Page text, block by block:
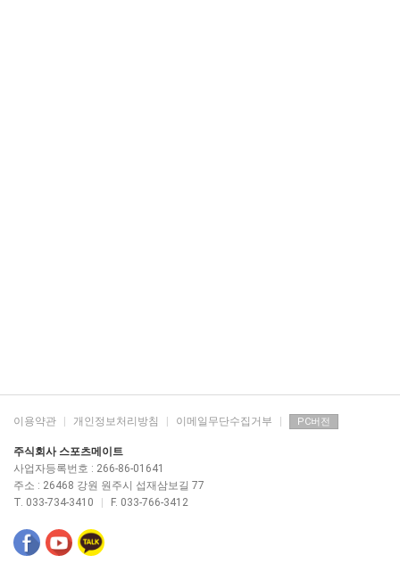
이용약관 개인정보처리방침 이메일무단수집거부 PC버전
주식회사 스포츠메이트
사업자등록번호 : 266-86-01641
주소 : 26468 강원 원주시 섭재삼보길 77
T. 033-734-3410
F. 033-766-3412